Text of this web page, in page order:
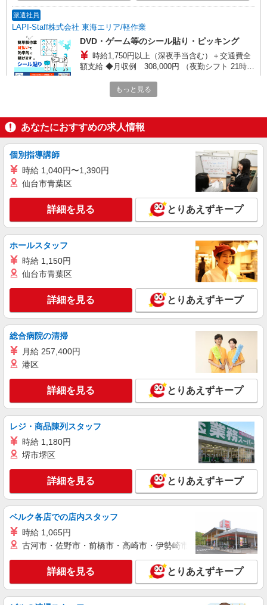
派遣社員
LAPI-Staff株式会社 東海エリア/軽作業
DVD・ゲーム等のシール貼り・ピッキング
時給1,750円以上（深夜手当含む）＋交通費全
額支給 ◆月収例 308,000円 （夜勤シフト 21時〜
名古屋市昭和区 ★上記以外にも多数派遣先有
派遣社員
LAPI-Staff株式会社 東海エリア/軽作業
ギフトのシール貼り・仕分け・梱包
時給1,400円以上＋交通費全額支給 ※夜勤は時
246,400円 （日勤シフト10時〜19時 週5日勤務の
場合） 時給1,400円×8h×22日勤務
名古屋市昭和区 ★上記以外にも多数派遣先有
キープ 詳細を見る
派遣社員
LAPI-Staff株式会社 東海エリア/軽作業
ギフトやお菓子の仕分け・シール貼り
時給1,400円以上＋交通費全額支給 ※夜勤は時
給1,750円以上（深夜手当含む） ◆月収例
246,400円 （日勤シフト10時〜19時 週5日勤務の
場合） 時給1,400円×8h×22日勤務
名古屋市昭和区 ★上記以外にも多数派遣先有
キープ 詳細を見る
LAPI-Staff株式会社 東海エリア/軽作業
ギフト・ゲーム等のシール貼り・包装・仕分け
時給1,750円以上（深夜手当含む）＋交通費全
額支給 ◆月収例 308,000円 （夜勤シフト 21時〜
翌6時 週5日勤務の場合） 時給1,750円×8h×22日勤
名古屋市昭和区 ★上記以外にも多数派遣先有
キープ 詳細を見る
派遣社員
LAPI-Staff株式会社 東海エリア/軽作業
製菓用品のシール貼り、仕分け、梱包
時給1,400円以上＋交通費全額支給 ※夜勤は時
給1,750円以上（深夜手当含む） ◆月収例
246,400円 （日勤シフト10時〜19時 週5日勤務の
場合） 時給1,400円×8h×22日勤務
名古屋市昭和区 ★上記以外にも多数派遣先有
キープ 詳細を見る
もっと見る
あなたにおすすめの求人情報
個別指導講師
時給 1,040円〜1,390円
仙台市青葉区
詳細を見る とりあえずキープ
ホールスタッフ
時給 1,150円
仙台市青葉区
詳細を見る とりあえずキープ
総合病院の清掃
月給 257,400円
港区
詳細を見る とりあえずキープ
レジ・商品陳列スタッフ
時給 1,180円
堺市堺区
詳細を見る とりあえずキープ
ベルク各店での店内スタッフ
時給 1,065円
古河市・佐野市・前橋市・高崎市・伊勢崎市・太田市・館林市
詳細を見る とりあえずキープ